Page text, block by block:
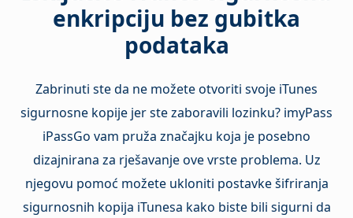
enkripciju bez gubitka
podataka
Zabrinuti ste da ne možete otvoriti svoje iTunes
sigurnosne kopije jer ste zaboravili lozinku? imyPass
iPassGo vam pruža značajku koja je posebno
dizajnirana za rješavanje ove vrste problema. Uz
njegovu pomoć možete ukloniti postavke šifriranja
sigurnosnih kopija iTunesa kako biste bili sigurni da